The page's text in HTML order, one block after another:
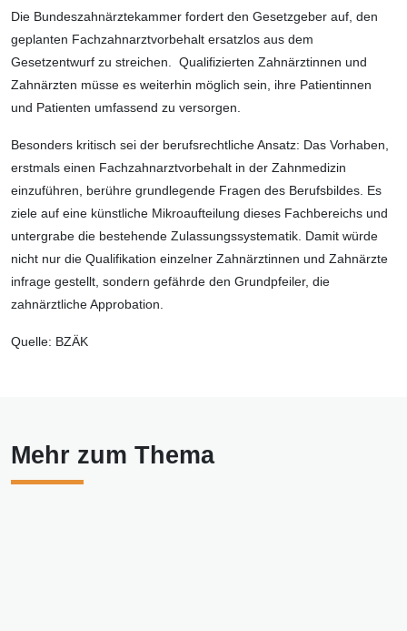
Die Bundeszahnärztekammer fordert den Gesetzgeber auf, den
geplanten Fachzahnarztvorbehalt ersatzlos aus dem
Gesetzentwurf zu streichen. Qualifizierten Zahnärztinnen und
Zahnärzten müsse es weiterhin möglich sein, ihre Patientinnen
und Patienten umfassend zu versorgen.
Besonders kritisch sei der berufsrechtliche Ansatz: Das Vorhaben,
erstmals einen Fachzahnarztvorbehalt in der Zahnmedizin
einzuführen, berühre grundlegende Fragen des Berufsbildes. Es
ziele auf eine künstliche Mikroaufteilung dieses Fachbereichs und
untergrabe die bestehende Zulassungssystematik. Damit würde
nicht nur die Qualifikation einzelner Zahnärztinnen und Zahnärzte
infrage gestellt, sondern gefährde den Grundpfeiler, die
zahnärztliche Approbation.
Quelle: BZÄK
Mehr zum Thema